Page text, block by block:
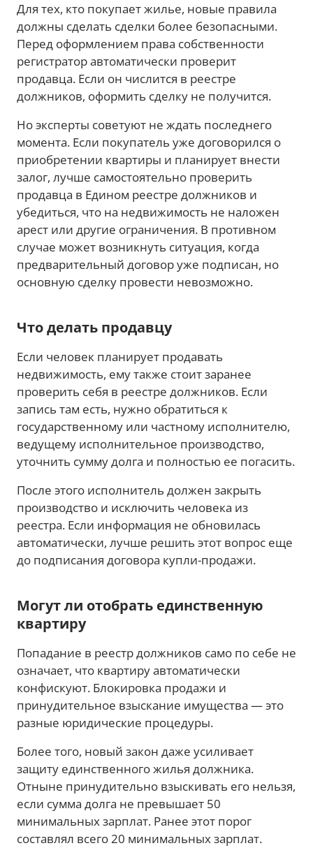
Для тех, кто покупает жилье, новые правила
должны сделать сделки более безопасными.
Перед оформлением права собственности
регистратор автоматически проверит
продавца. Если он числится в реестре
должников, оформить сделку не получится.
Но эксперты советуют не ждать последнего
момента. Если покупатель уже договорился о
приобретении квартиры и планирует внести
залог, лучше самостоятельно проверить
продавца в Едином реестре должников и
убедиться, что на недвижимость не наложен
арест или другие ограничения. В противном
случае может возникнуть ситуация, когда
предварительный договор уже подписан, но
основную сделку провести невозможно.
Что делать продавцу
Если человек планирует продавать
недвижимость, ему также стоит заранее
проверить себя в реестре должников. Если
запись там есть, нужно обратиться к
государственному или частному исполнителю,
ведущему исполнительное производство,
уточнить сумму долга и полностью ее погасить.
После этого исполнитель должен закрыть
производство и исключить человека из
реестра. Если информация не обновилась
автоматически, лучше решить этот вопрос еще
до подписания договора купли-продажи.
Могут ли отобрать единственную
квартиру
Попадание в реестр должников само по себе не
означает, что квартиру автоматически
конфискуют. Блокировка продажи и
принудительное взыскание имущества — это
разные юридические процедуры.
Более того, новый закон даже усиливает
защиту единственного жилья должника.
Отныне принудительно взыскивать его нельзя,
если сумма долга не превышает 50
минимальных зарплат. Ранее этот порог
составлял всего 20 минимальных зарплат.